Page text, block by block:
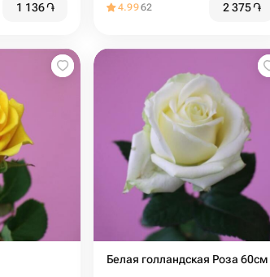
1 136֏ 4.9962 2 375֏
Белая голландская Роза 60см